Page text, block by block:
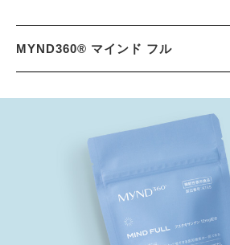
MYND360® マインド フル